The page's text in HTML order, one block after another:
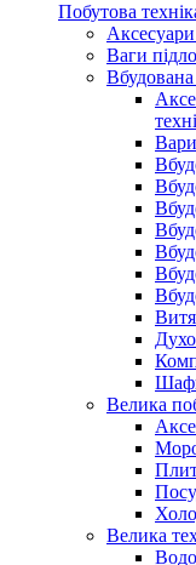
Побутова
Аксесуари
Ваги
Вбудована
Велика
Велика